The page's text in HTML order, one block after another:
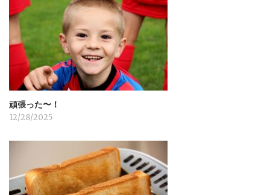
ョ
ン
頑張った〜！
12/28/2025